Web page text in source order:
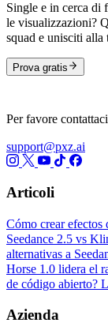
Single e in cerca di
le visualizzazioni?
squad e unisciti alla
Prova gratis
Per favore
support@pxz.ai
Articoli
Cómo crear
Seedance 2.5 vs
alternativas a
Horse 1.0 lidera el
de código abierto?
Azienda